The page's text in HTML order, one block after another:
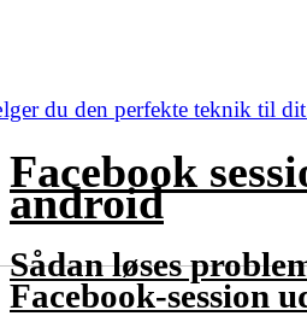
du den perfekte teknik til
Facebook
android
Sådan løses
Facebook-session